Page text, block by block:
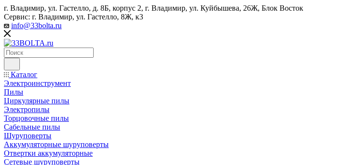
г. Владимир, ул. Гастелло, д. 8Б, корпус 2, г. Владимир, ул. ​Куйбышева, 26Ж, Блок Восток
Сервис: г. Владимир, ул. Гастелло, 8Ж, к3
info@33bolta.ru
Каталог
Электроинструмент
Пилы
Циркулярные пилы
Электропилы
Торцовочные пилы
Сабельные пилы
Шуруповерты
Аккумуляторные шуруповерты
Отвертки аккумуляторные
Сетевые шуруповерты